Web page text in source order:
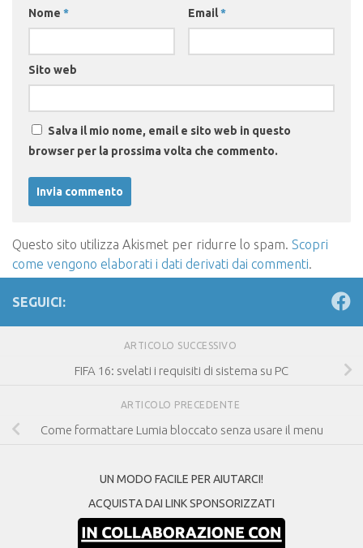
Nome * Email*
Sito web
Salva il mio nome, email e sito web in questo
browser per la prossima volta che commento.
Questo sito utilizza Akismet per ridurre lo spam. Scopri
come vengono elaborati i dati derivati dai commenti.
SEGUICI:
ARTICOLO SUCCESSIVO
FIFA 16: svelati i requisiti di sistema su PC
ARTICOLO PRECEDENTE
Come formattare Lumia bloccato senza usare il menu
UN MODO FACILE PER AIUTARCI!
ACQUISTA DAI LINK SPONSORIZZATI